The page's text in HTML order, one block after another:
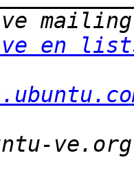
ve en